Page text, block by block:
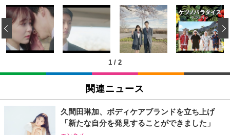
[EdoErgo] オフィスチェア 椅子 テレワーク 疲れな
い 跳ね上げ式アームレスト コンパクト 約105度ロッ
キング pc 事務椅子 360度回転 座面昇降 強化ナイロ
ン樹脂ベース 通気性メッシュ 在宅ワーク H-WY01
(黒網+黒枠+黒足)
￥5,699
SIHOO B100 オフィスチェア／デスクチェア メッシ
ュチェア 人間工学 疲れない ブラック
￥27,999
Sezlife オフィスチェア デスクチェア 疲れない テレ
EIZO ビジネス向けプレミアムモニター | FlexScan
EV3240X-WT | 31.5型4K UHD・USB Type-C・ホワ
イト
￥105,595
EIZO ビジネス向けプレミアムモニター | FlexScan
￥109,572
Amazonベーシック ペットシーツ 薄型 レギュラー 1
回使い捨て 無香料 ホワイト 300枚
￥3,373
Amazonベーシック ペットシーツ 厚型 ワイド 42枚
x2袋(84枚) ホワイト(吸収面:ライトブルー)
￥3,234
1 / 2
‹
関連ニュース
久間田琳加、ボディケアブランドを立ち上げ
「新たな自分を発見することができました」